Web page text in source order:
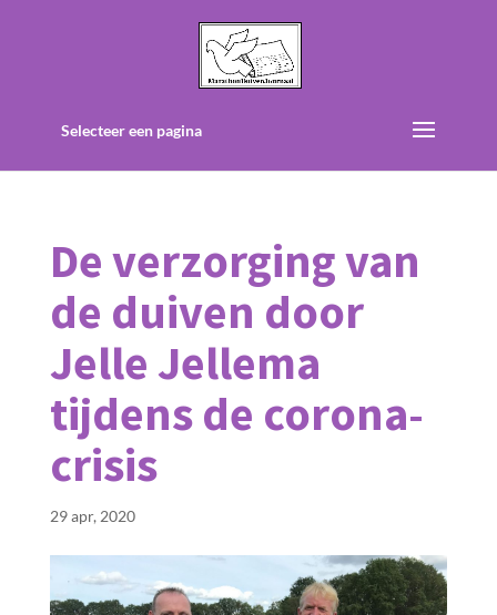
Selecteer een pagina
De verzorging van
de duiven door
Jelle Jellema
tijdens de corona-
crisis
29 apr, 2020